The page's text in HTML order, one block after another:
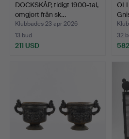
DOCKSKÅP, tidigt 1900-tal,
omgjort från sk…
Klubbades 23 apr 2026
13 bud
211 USD
32